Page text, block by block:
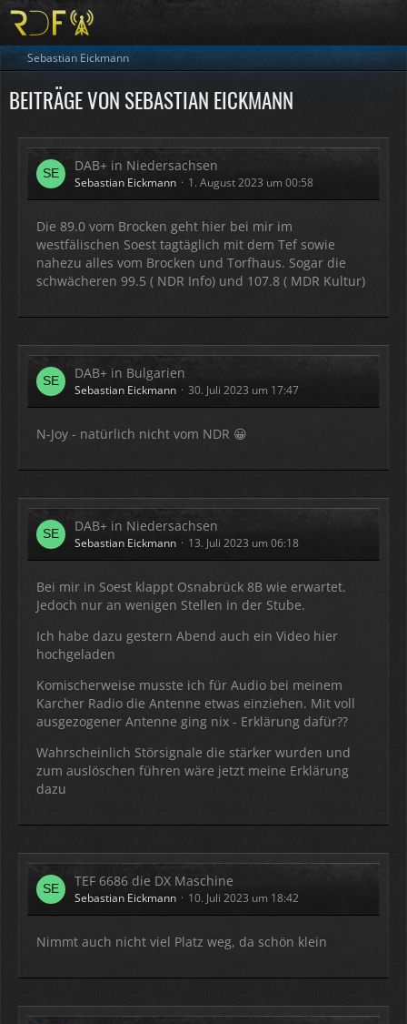
Sebastian Eickmann
BEITRÄGE VON SEBASTIAN EICKMANN
DAB+ in Niedersachsen
Sebastian Eickmann 1. August 2023 um 00:58
Die 89.0 vom Brocken geht hier bei mir im
westfälischen Soest tagtäglich mit dem Tef sowie
nahezu alles vom Brocken und Torfhaus. Sogar die
schwächeren 99.5 ( NDR Info) und 107.8 ( MDR Kultur)
DAB+ in Bulgarien
Sebastian Eickmann 30. Juli 2023 um 17:47
N-Joy - natürlich nicht vom NDR 😀
DAB+ in Niedersachsen
Sebastian Eickmann 13. Juli 2023 um 06:18
Bei mir in Soest klappt Osnabrück 8B wie erwartet.
Jedoch nur an wenigen Stellen in der Stube.
Ich habe dazu gestern Abend auch ein Video hier
hochgeladen
Komischerweise musste ich für Audio bei meinem
Karcher Radio die Antenne etwas einziehen. Mit voll
ausgezogener Antenne ging nix - Erklärung dafür??
Wahrscheinlich Störsignale die stärker wurden und
zum auslöschen führen wäre jetzt meine Erklärung
dazu
TEF 6686 die DX Maschine
Sebastian Eickmann 10. Juli 2023 um 18:42
Nimmt auch nicht viel Platz weg, da schön klein